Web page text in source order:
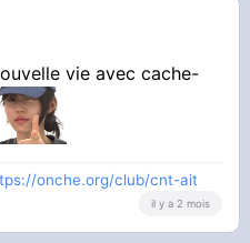
vie avec cache-
onche.org/club/cnt-ait
il y a 2 mois